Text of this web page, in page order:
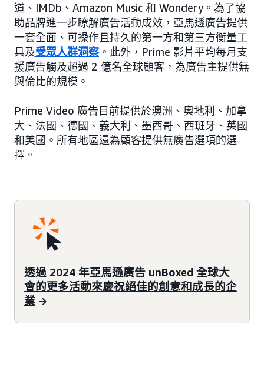
道、IMDb、Amazon Music 和 Wondery。為了協
助品牌進一步瞭解廣告活動成效，亞馬遜廣告提供
一套全面、可操作且持久的第一方和第三方衡量工
具及受眾人群洞察 。此外，Prime 影片平均每月支
援廣告觸及超過 2 億名全球顧客，為廣告主提供無
與倫比的規模。
Prime Video 廣告目前提供於澳洲、奧地利、加拿
大、法國、德國、義大利、墨西哥、西班牙、英國
和美國。所有地區還為顧客提供無廣告選項的選
擇。
透過 2024 年亞馬遜廣告 unBoxed 全球大
會的更多活動來慶祝絕佳的創意和成長的企
業